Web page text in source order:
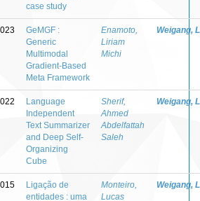
case study
GeMGF :
Generic
Multimodal
Gradient-Based
Meta Framework
Enamoto,
Liriam
Michi
Weigang,
Language
Independent
Text Summarizer
and Deep Self-
Organizing
Cube
Sherif,
Ahmed
Abdelfattah
Saleh
Weigang,
Ligação de
entidades : uma
Monteiro,
Lucas
Weigang,